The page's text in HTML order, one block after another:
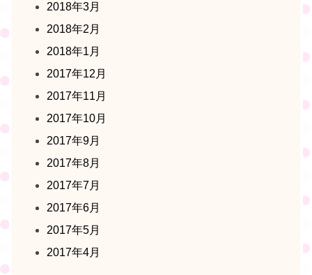
2018年3月
2018年2月
2018年1月
2017年12月
2017年11月
2017年10月
2017年9月
2017年8月
2017年7月
2017年6月
2017年5月
2017年4月